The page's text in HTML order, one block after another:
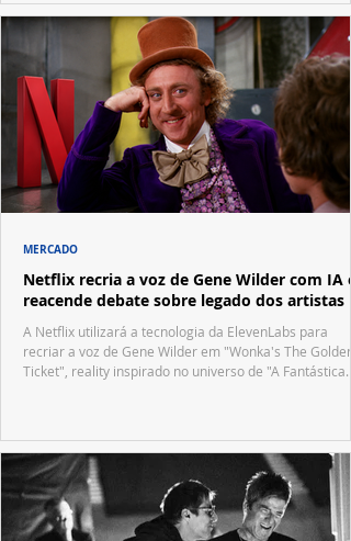
Netflix recria a voz de Gene Wilder com IA e
reacende debate sobre legado dos artistas
A Netflix utilizará a tecnologia da ElevenLabs para
recriar a voz de Gene Wilder em "Wonka's The Golden
Ticket", reality inspirado no universo de "A Fantástica
MERCADO